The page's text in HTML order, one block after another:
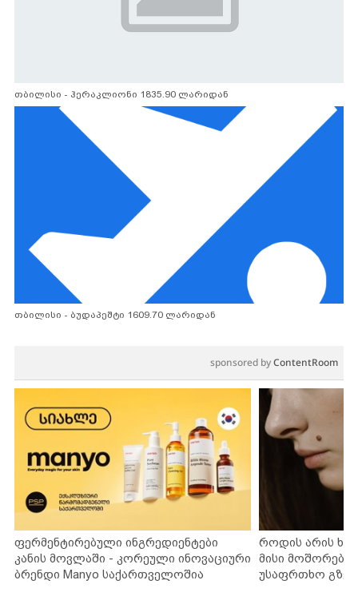
თბილისი - ჰერაკლიონი 1835.90 ლარიდან
თბილისი - ბუდაპეშტი 1609.70 ლარიდან
sponsored byContentRoom
ფერმენტირებული ინგრედიენტები
კანის მოვლაში - კორეული ინოვაციური
ბრენდი Manyo საქართველოშია
როდის არის
მისი
უსაფრთხო